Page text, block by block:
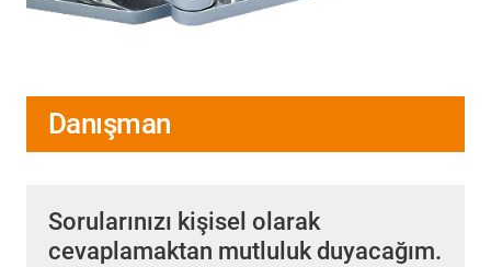
Danışman
Sorularınızı kişisel olarak
cevaplamaktan mutluluk duyacağım.